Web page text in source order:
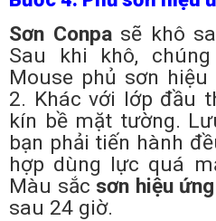
Sơn Conpasẽ khô
Sau khi khô,
Mouse phủ sơn
2. Khác với lớp đầu
kín bề mặt tường.
bạn phải tiến hành
hợp dùng lực quá
Màu sắc sơn hiệu ứng
sau 24 giờ.